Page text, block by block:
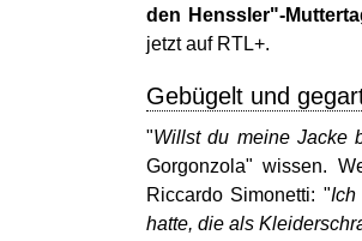
den Henssler"-
jetzt auf RTL+.
Gebügelt und
"Willst du meine Jacke
Gorgonzola" wissen.
Riccardo Simonetti: "Ich
hatte, die als